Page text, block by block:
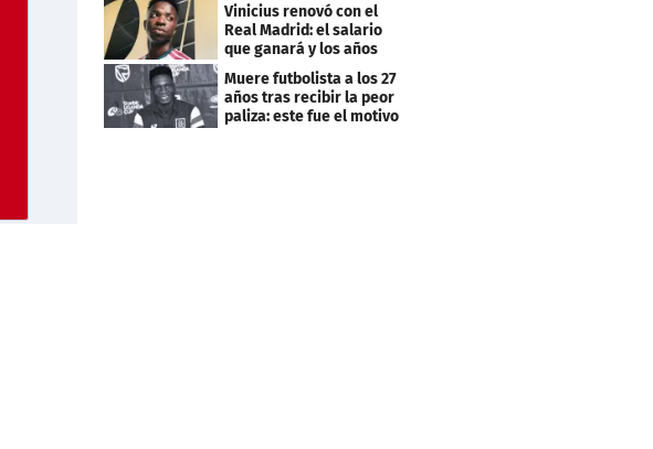
Vinicius renovó con el
Real Madrid: el salario
que ganará y los años
que firmó
Muere futbolista a los 27
años tras recibir la peor
paliza: este fue el motivo